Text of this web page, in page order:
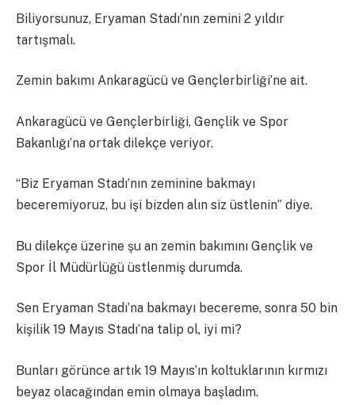
Biliyorsunuz, Eryaman Stadı’nın zemini 2 yıldır
tartışmalı.
Zemin bakımı Ankaragücü ve Gençlerbirliği’ne ait.
Ankaragücü ve Gençlerbirliği, Gençlik ve Spor
Bakanlığı’na ortak dilekçe veriyor.
“Biz Eryaman Stadı’nın zeminine bakmayı
beceremiyoruz, bu işi bizden alın siz üstlenin” diye.
Bu dilekçe üzerine şu an zemin bakımını Gençlik ve
Spor İl Müdürlüğü üstlenmiş durumda.
Sen Eryaman Stadı’na bakmayı becereme, sonra 50 bin
kişilik 19 Mayıs Stadı’na talip ol, iyi mi?
Bunları görünce artık 19 Mayıs’ın koltuklarının kırmızı
beyaz olacağından emin olmaya başladım.